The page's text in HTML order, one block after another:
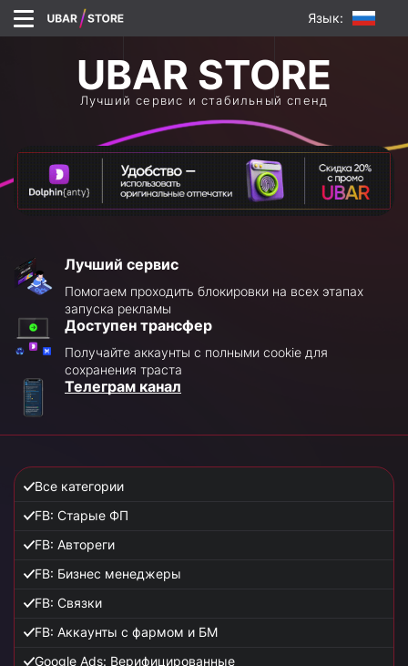
Язык:
Лучший сервис и стабильный спенд
Лучший сервис
Помогаем проходить блокировки на всех этапах
запуска рекламы
Доступен трансфер
Получайте аккаунты с полными cookie для
сохранения траста
Телеграм канал
Все категории
FB: Старые ФП
FB: Автореги
FB: Бизнес менеджеры
FB: Связки
FB: Аккаунты с фармом и БМ
Google Ads: Верифицированные